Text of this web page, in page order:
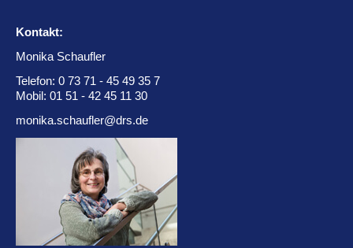
Kontakt:
Monika Schaufler
Telefon: 0 73 71 - 45 49 35 7
Mobil: 01 51 - 42 45 11 30
monika.schaufler@drs.de